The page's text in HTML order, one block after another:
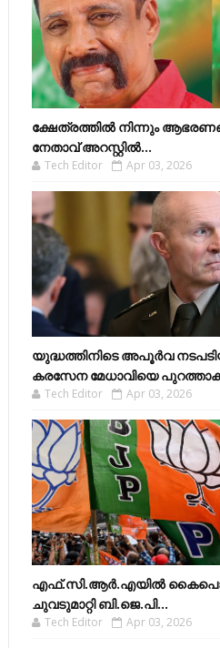
ക്ഷേത്രത്തിൽ നിന്നും
നേതാവ് അറസ്റ്റിൽ...
Tech Editor Apr 03, 2026
യുദ്ധത്തിനിടെ അപൂർവ
കരസേന മേധാവിയെ
Tech Editor Apr 03, 2026
എഫ്​.സി.ആർ.എയിൽ
ചുവടുമാറ്റി ബി.ജെ.പി...
Tech Editor Apr 03, 2026